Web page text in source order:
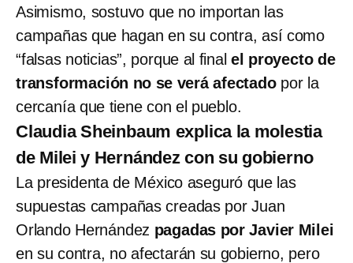
Asimismo, sostuvo que no importan las
campañas que hagan en su contra, así como
“falsas noticias”, porque al finalel proyecto de
transformación no se verá afectadopor la
cercanía que tiene con el pueblo.
Claudia Sheinbaum explica la molestia
de Milei y Hernández con su gobierno
La presidenta de México aseguró que las
supuestas campañas creadas por Juan
Orlando Hernández pagadas por Javier Milei
en su contra, no afectarán su gobierno, pero